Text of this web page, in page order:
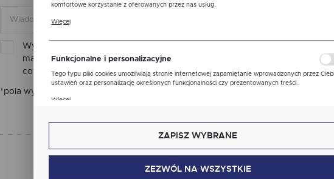
Wyrażam zgodę na otrzymywanie drogą elektroniczną na wskazany przeze
mail informacji dotyczących świadczonych przez Administratora.Zgoda
cofnięta w każdym czasie.Polityka prywatności
*pola wymagane WYŚLIJ
Zapisz się do newslettera
komfortowe korzystanie z oferowanych przez nas usług.
ustawień preferencji prywatności, logowania czy wypełniania formularzy. Dzięki plikom cookies
Więcej
Funkcjonalne i personalizacyjne
Tego typu pliki cookies umożliwiają stronie internetowej zapamiętanie wprowadzonych przez
ustawień oraz personalizację określonych funkcjonalności czy prezentowanych treści.
Więcej
Cookies analityczne pozwalają na uzyskanie informacji w zakresie wykorzystywania witryny
internetowej, miejsca oraz częstotliwości, z jaką odwiedzane są nasze serwisy www. Dane
ZAPISZ WYBRANE
ZEZWÓL NA WSZYSTKIE